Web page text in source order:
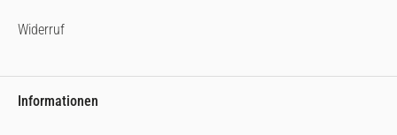
Widerruf
Informationen